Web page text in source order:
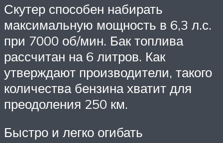
Скутер способен набирать
максимальную мощность в 6,3 л.с.
при 7000 об/мин. Бак топлива
рассчитан на 6 литров. Как
утверждают производители, такого
количества бензина хватит для
преодоления 250 км.
Быстро и легко огибать